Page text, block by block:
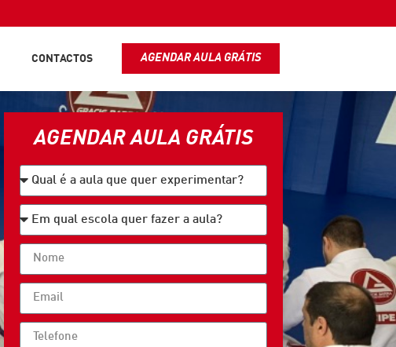
CONTACTOS AGENDAR AULA GRÁTIS
AGENDAR AULA GRÁTIS